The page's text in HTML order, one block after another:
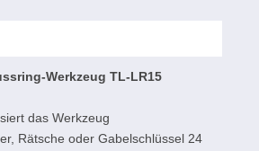
Werkzeug TL-LR15
das Werkzeug
Rätsche oder Gabelschlüssel 24